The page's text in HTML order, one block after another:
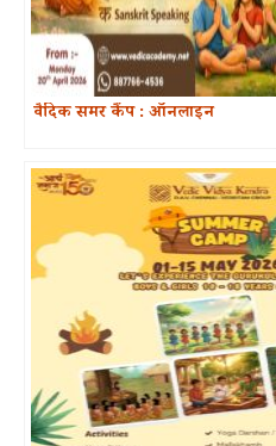
वैदिक समर कैंप : ऑनलाइन